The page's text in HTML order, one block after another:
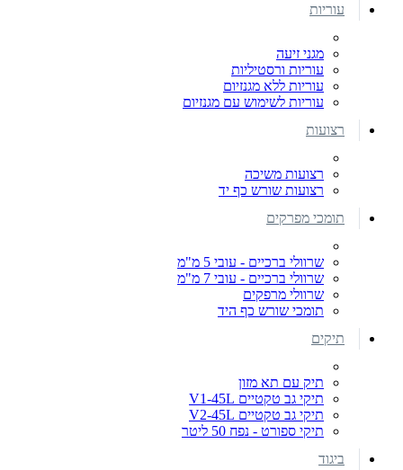
עוריות
מגני זיעה
עוריות ורסטיליות
עוריות ללא מגנזיום
עוריות לשימוש עם מגנזיום
רצועות
רצועות משיכה
רצועות שורש כף יד
תומכי מפרקים
שרוולי ברכיים - עובי 5 מ"מ
שרוולי ברכיים - עובי 7 מ"מ
שרוולי מרפקים
תומכי שורש כף היד
תיקים
תיק עם תא מזון
תיקי גב טקטיים V1-45L
תיקי גב טקטיים V2-45L
תיקי ספורט - נפח 50 ליטר
ביגוד